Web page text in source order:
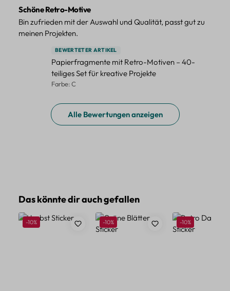
Schöne Retro-Motive
Bin zufrieden mit der Auswahl und Qualität, passt gut zu
meinen Projekten.
BEWERTETER ARTIKEL
Papierfragmente mit Retro-Motiven – 40-
teiliges Set für kreative Projekte
Farbe: C
Alle Bewertungen anzeigen
Produktgalerie überspringen
Das könnte dir auch gefallen
Rabatt
-10% Rabatt
-10% Rabatt
-10%